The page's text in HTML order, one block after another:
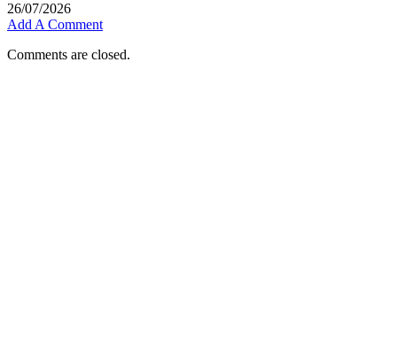
26/07/2026
Add A Comment
Comments are closed.